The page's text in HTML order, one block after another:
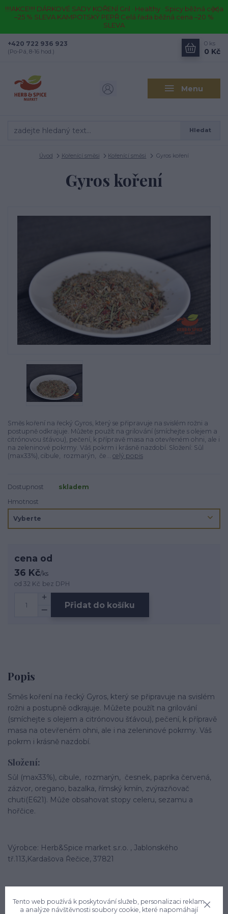
!!!!AKCE!!!! DÁRKOVÉ SADY KOŘENÍ Gril · Healthy · Spicy běžná cena
–25 % SLEVA KAMPOTSKÝ PEPŘ Celá řada běžná cena –20 %
SLEVA
Menu
Hledat
+420 722 936 923
(Po-Pá, 8-16 hod.)
0 ks
0 Kč
Úvod Kořenící směsi Kořenící směsi Gyros koření
Gyros koření
Směs koření na řecký Gyros, který se připravuje na svislém rožni a
postupně odkrajuje. Můžete použít na grilování (smíchejte s olejem a
citrónovou šťávou), pečení, k přípravě masa na otevřeném ohni, ale i
na zeleninové pokrmy. Váš pokrm i krásně nazdobí. Složení: Sůl
(max33%), cibule, rozmarýn, če... celý popis
Dostupnost
skladem
Hmotnost
cena od
36 Kč/ks
od32 Kč bez DPH
Přidat do košíku
Popis
Směs koření na řecký Gyros, který se připravuje na svislém
rožni a postupně odkrajuje. Můžete použít na grilování
(smíchejte s olejem a citrónovou šťávou), pečení, k přípravě
masa na otevřeném ohni, ale i na zeleninové pokrmy. Váš
pokrm i krásně nazdobí.
Složení:
Sůl (max33%), cibule, rozmarýn, česnek, paprika červená,
zázvor, oregano, bazalka, římský kmín, zvýrazňovač
chuti(E621). Může obsahovat stopy celeru, sezamu a
hořčice.
Výrobce: Herb&Spice market s.r.o. , Jablonského
tř.113,Kardašova Řečice, 37821
Tento web používá k poskytování služeb, personalizaci reklam
a analýze návštěvnosti soubory cookie, které napomáhají